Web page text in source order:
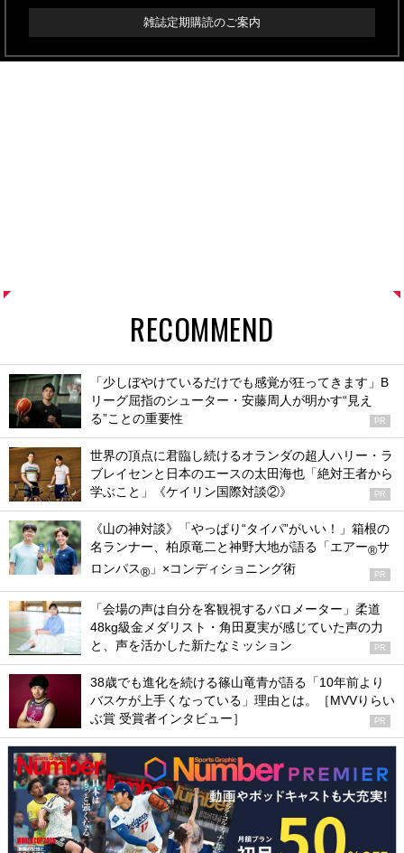
雑誌定期購読のご案内
RECOMMEND
「少しぼやけているだけでも感覚が狂ってきます」B
リーグ屈指のシューター・安藤周人が明かす“見え
る”ことの重要性
PR
世界の頂点に君臨し続けるオランダの超人ハリー・ラ
ブレイセンと日本のエースの太田海也「絶対王者から
学ぶこと」《ケイリン国際対談②》
PR
《山の神対談》「やっぱり“タイパ”がいい！」箱根の
名ランナー、柏原竜二と神野大地が語る「エアー®サ
ロンパス® 」×コンディショニング術 PR
「会場の声は自分を客観視するバロメーター」柔道
48kg級金メダリスト・角田夏実が感じていた声の力
と、声を活かした新たなミッション
PR
38歳でも進化を続ける篠山竜青が語る「10年前より
バスケが上手くなっている」理由とは。［MVVりらい
ぶ賞 受賞者インタビュー］
PR